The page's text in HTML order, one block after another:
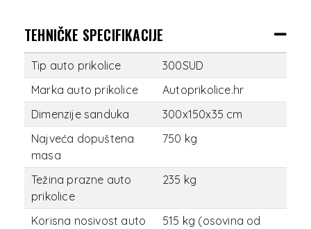
TEHNIČKE SPECIFIKACIJE
Tip auto prikolice
300SUD
Marka auto prikolice
Autoprikolice.hr
Dimenzije sanduka
300x150x35 cm
Najveća dopuštena
masa
750 kg
Težina prazne auto
prikolice
235 kg
Korisna nosivost auto
515 kg (osovina od